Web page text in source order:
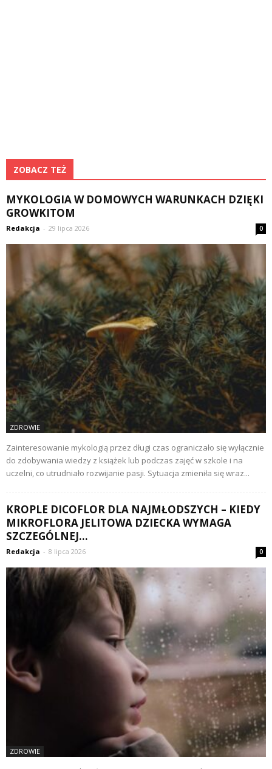
ZOBACZ TEŻ
MYKOLOGIA W DOMOWYCH WARUNKACH DZIĘKI
GROWKITOM
Redakcja - 29 lipca 2026 0
ZDROWIE
Zainteresowanie mykologią przez długi czas ograniczało się wyłącznie
do zdobywania wiedzy z książek lub podczas zajęć w szkole i na
uczelni, co utrudniało rozwijanie pasji. Sytuacja zmieniła się wraz...
KROPLE DICOFLOR DLA NAJMŁODSZYCH – KIEDY
MIKROFLORA JELITOWA DZIECKA WYMAGA
SZCZEGÓLNEJ...
Redakcja - 8 lipca 2026 0
ZDROWIE